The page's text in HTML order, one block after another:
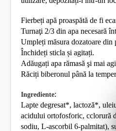
Fierbeți apă proaspătă de fi
Turnaţi 2/3 din apa necesară
Umpleți măsura dozatoare din
Închideți sticla și agitați.
Adăugați apa rămasă şi mai
Răciți biberonul până la
Ingrediente:
Lapte degresat*, lactoză*,
acidului ortofosforic, cclorură
sodiu, L-ascorbil 6-palmitat),